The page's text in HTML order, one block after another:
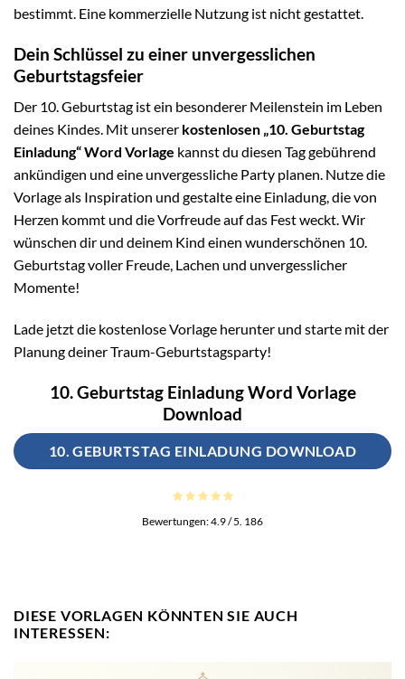
bestimmt. Eine kommerzielle Nutzung ist nicht gestattet.
Dein Schlüssel zu einer unvergesslichen
Geburtstagsfeier
Der 10. Geburtstag ist ein besonderer Meilenstein im Leben
deines Kindes. Mit unserer kostenlosen „10. Geburtstag
Einladung“ Word Vorlage kannst du diesen Tag gebührend
ankündigen und eine unvergessliche Party planen. Nutze die
Vorlage als Inspiration und gestalte eine Einladung, die von
Herzen kommt und die Vorfreude auf das Fest weckt. Wir
wünschen dir und deinem Kind einen wunderschönen 10.
Geburtstag voller Freude, Lachen und unvergesslicher
Momente!
Lade jetzt die kostenlose Vorlage herunter und starte mit der
Planung deiner Traum-Geburtstagsparty!
10. Geburtstag Einladung Word Vorlage
Download
10. GEBURTSTAG EINLADUNG DOWNLOAD
Bewertungen:4.9/ 5. 186
DIESE VORLAGEN KÖNNTEN SIE AUCH
INTERESSEN: